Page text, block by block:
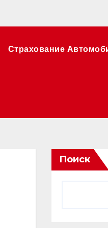
Страхование
Поиск